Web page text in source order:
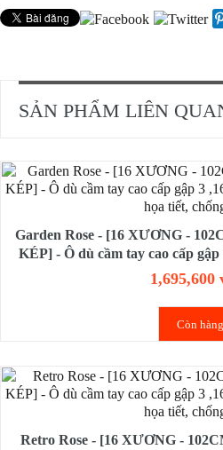
SẢN PHẨM LIÊN
Garden Rose - [16 XƯƠNG -
KÉP] - Ô dù cầm tay cao cấp
tán kép họa tiết,
1,695,600
Còn hàng
Retro Rose - [16 XƯƠNG -